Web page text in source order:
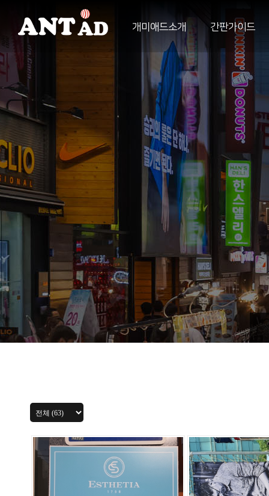
개미애드소개 간판가이드